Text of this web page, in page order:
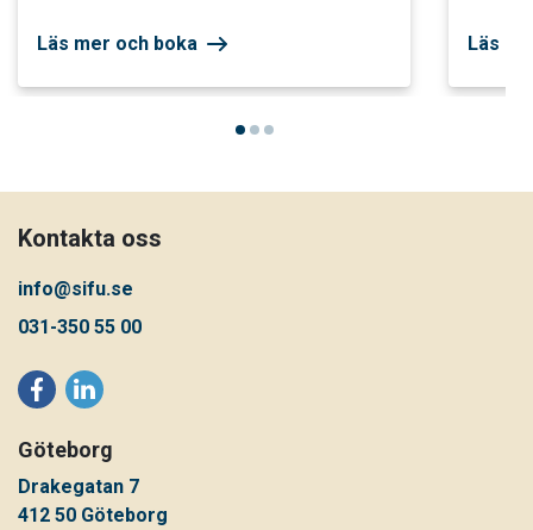
Läs mer och boka Läs
Kontakta oss
info@sifu.se
031-350 55 00
Göteborg
Drakegatan 7
412 50 Göteborg